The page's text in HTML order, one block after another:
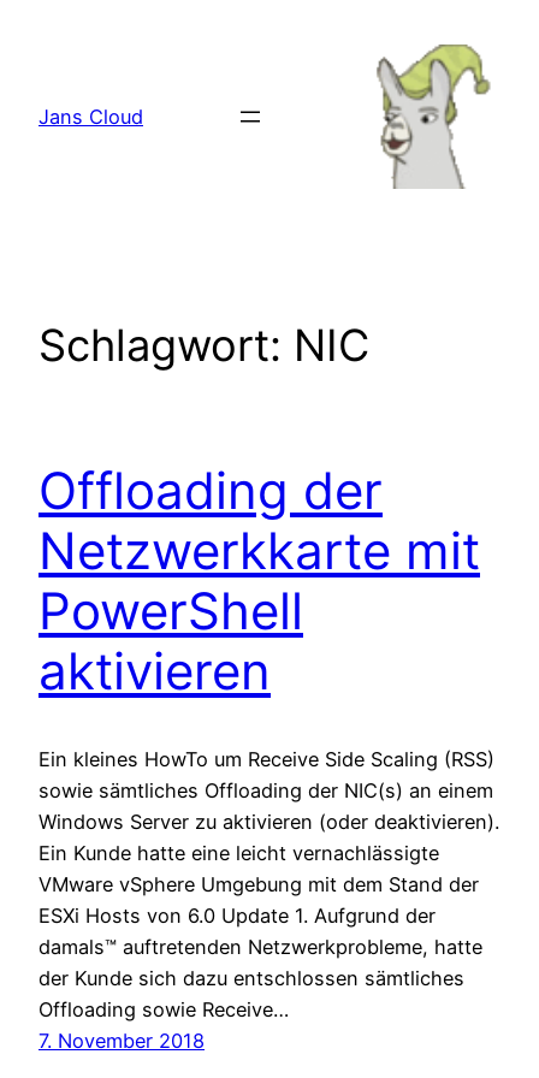
Jans Cloud
Schlagwort: NIC
Offloading der
Netzwerkkarte mit
PowerShell
aktivieren
Ein kleines HowTo um Receive Side Scaling (RSS)
sowie sämtliches Offloading der NIC(s) an einem
Windows Server zu aktivieren (oder deaktivieren).
Ein Kunde hatte eine leicht vernachlässigte
VMware vSphere Umgebung mit dem Stand der
ESXi Hosts von 6.0 Update 1. Aufgrund der
damals™ auftretenden Netzwerkprobleme, hatte
der Kunde sich dazu entschlossen sämtliches
Offloading sowie Receive…
7. November 2018